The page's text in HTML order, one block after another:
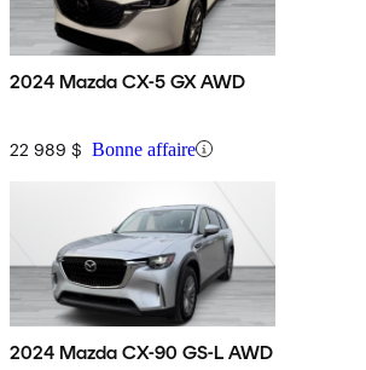
2024 Mazda CX-5 GX AWD
22 989 $ Bonne affaire
2024 Mazda CX-90 GS-L AWD